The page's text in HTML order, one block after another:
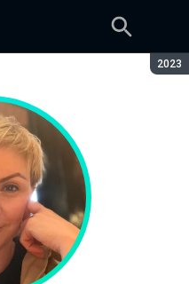
2023